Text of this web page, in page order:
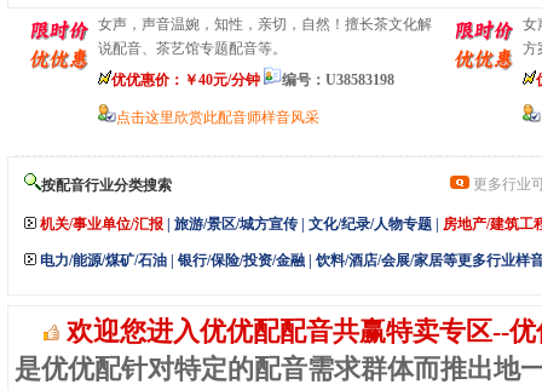
女声，声音温婉，知性，亲切，自然！擅长茶文化解
说配音、茶艺馆专题配音等。
优优惠价：￥40元/分钟 编号：U38583198
点击这里欣赏此配音师样音风采
女
方
按配音行业分类搜索 更多行业
机关/事业单位/汇报 旅游/景区/城方宣传 文化/纪录/人物专题 房地产/建筑工
电力/能源/煤矿/石油 银行/保险/投资/金融 饮料/酒店/会展/家居等更多行业样
欢迎您进入优优配配音共赢特卖专区--
是优优配针对特定的配音需求群体而推出地